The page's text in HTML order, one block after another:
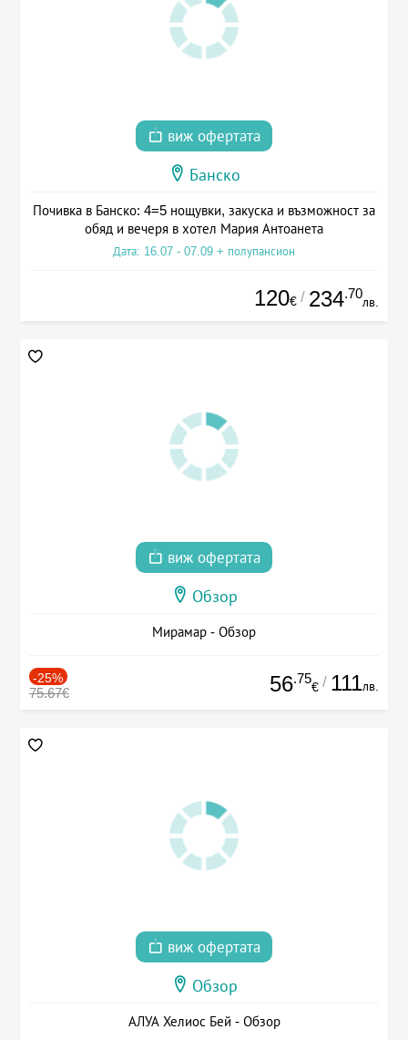
виж офертата
Банско
Почивка в Банско: 4=5 нощувки, закуска и възможност за
обяд и вечеря в хотел Мария Антоанета
Дата: 16.07 - 07.09 + полупансион
120€ / 234.70
лв.
виж офертата
Обзор
Мирамар - Обзор
-25%
75.67€ 56.75
€ / 111лв.
виж офертата
Обзор
АЛУА Хелиос Бей - Обзор